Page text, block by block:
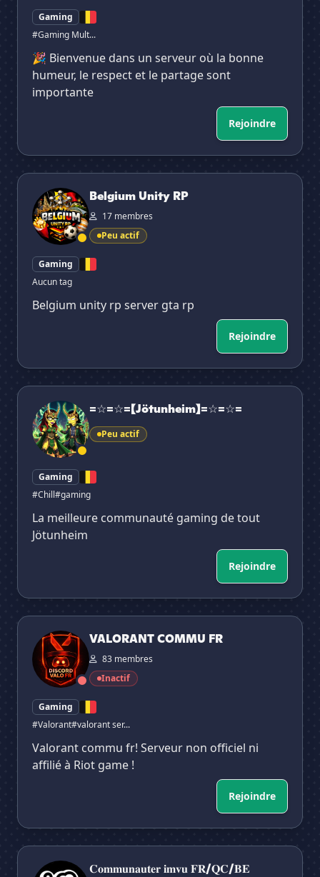
Gaming
#Gaming Mult...
🎉 Bienvenue dans un serveur où la bonne
humeur, le respect et le partage sont
importante
Rejoindre
Belgium Unity RP
Belgium Unity RP
17 membres
Peu actif
Gaming
Aucun tag
Belgium unity rp server gta rp
Rejoindre
=☆=☆=【Jötunheim】=☆=☆=
=☆=☆=【Jötunheim】=☆=☆=
Peu actif
Gaming
#Chill#gaming
La meilleure communauté gaming de tout
Jötunheim
Rejoindre
VALORANT COMMU FR
VALORANT COMMU FR
83 membres
Inactif
Gaming
#Valorant#valorant ser...
Valorant commu fr! Serveur non officiel ni
affilié à Riot game !
Rejoindre
𝐂𝐨𝐦𝐦𝐮𝐧𝐚𝐮𝐭𝐞𝐫 𝐢𝐦𝐯𝐮 𝐅𝐑/𝐐𝐂/𝐁𝐄
𝐂𝐨𝐦𝐦𝐮𝐧𝐚𝐮𝐭𝐞𝐫 𝐢𝐦𝐯𝐮 𝐅𝐑/𝐐𝐂/𝐁𝐄